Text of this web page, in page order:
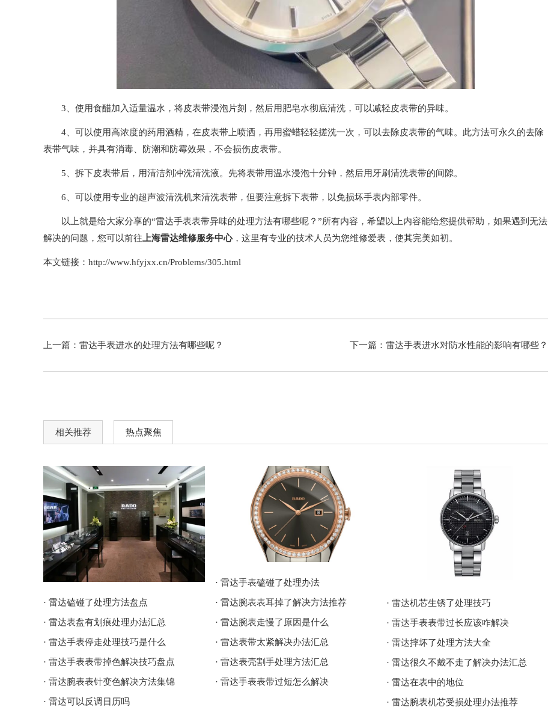
3、使用食醋加入适量温水，将皮表带浸泡片刻，然后用肥皂水彻底清洗，可以减轻皮表带的异味。
4、可以使用高浓度的药用酒精，在皮表带上喷洒，再用蜜蜡轻轻搓洗一次，可以去除皮表带的气味。此方法可永久的去除
表带气味，并具有消毒、防潮和防霉效果，不会损伤皮表带。
5、拆下皮表带后，用清洁剂冲洗清洗液。先将表带用温水浸泡十分钟，然后用牙刷清洗表带的间隙。
6、可以使用专业的超声波清洗机来清洗表带，但要注意拆下表带，以免损坏手表内部零件。
以上就是给大家分享的“雷达手表表带异味的处理方法有哪些呢？”所有内容，希望以上内容能给您提供帮助，如果遇到无法
解决的问题，您可以前往 上海雷达维修服务中心，这里有专业的技术人员为您维修爱表，使其完美如初。
本文链接：http://www.hfyjxx.cn/Problems/305.html
上一篇： 雷达手表进水的处理方法有哪些呢？ 下一篇： 雷达手表进水对防水性能的影响有哪些？
相关推荐 热点聚焦
· 雷达磕碰了处理方法盘点
· 雷达表盘有划痕处理办法汇总
· 雷达手表停走处理技巧是什么
· 雷达手表表带掉色解决技巧盘点
· 雷达腕表表针变色解决方法集锦
· 雷达可以反调日历吗
· 雷达手表磕碰了处理办法
· 雷达腕表表耳掉了解决方法推荐
· 雷达腕表走慢了原因是什么
· 雷达表带太紧解决办法汇总
· 雷达表壳割手处理方法汇总
· 雷达手表表带过短怎么解决
· 雷达机芯生锈了处理技巧
· 雷达手表表带过长应该咋解决
· 雷达摔坏了处理方法大全
· 雷达很久不戴不走了解决办法汇总
· 雷达在表中的地位
· 雷达腕表机芯受损处理办法推荐